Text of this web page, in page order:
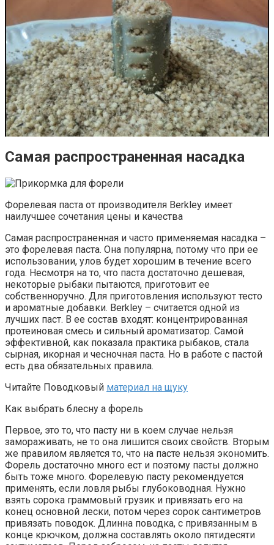
Самая распространенная насадка
Форелевая паста от производителя Berkley имеет
наилучшее сочетания цены и качества
Самая распространенная и часто применяемая насадка –
это форелевая паста. Она популярна, потому что при ее
использовании, улов будет хорошим в течение всего
года. Несмотря на то, что паста достаточно дешевая,
некоторые рыбаки пытаются, приготовит ее
собственноручно. Для приготовления используют тесто
и ароматные добавки. Berkley – считается одной из
лучших паст. В ее состав входят: концентрированная
протеиновая смесь и сильный ароматизатор. Самой
эффективной, как показала практика рыбаков, стала
сырная, икорная и чесночная паста. Но в работе с пастой
есть два обязательных правила.
Читайте Поводковый материал на щуку
Как выбрать блесну а форель
Первое, это то, что пасту ни в коем случае нельзя
замораживать, не то она лишится своих свойств. Вторым
же правилом является то, что на пасте нельзя экономить.
Форель достаточно много ест и поэтому пасты должно
быть тоже много. Форелевую пасту рекомендуется
применять, если ловля рыбы глубоководная. Нужно
взять сорока граммовый грузик и привязать его на
конец основной лески, потом через сорок сантиметров
привязать поводок. Длинна поводка, с привязанным в
конце крючком, должна составлять около пятидесяти